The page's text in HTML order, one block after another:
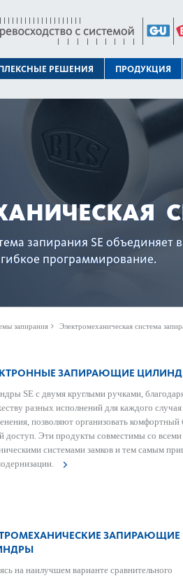
РЕШЕНИЯ ПРОДУКЦИЯ
запирания SE
программирование.
запирания Электромеханическая система
ЗАПИРАЮЩИЕ
SE с двумя круг­лыми руч­ками,
разных исполнений для каждого случая
позв­оляют органи­з­овать
доступ. Эти продукты совме­с­тимы со всеми
сис­темами замков и тем самым
ЗАПИРАЮЩИЕ
на наилучшем вар­ианте сравнительного